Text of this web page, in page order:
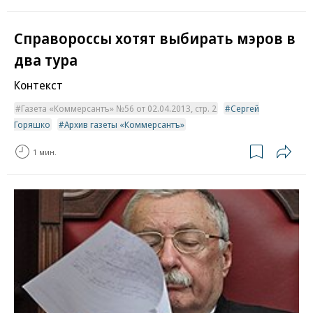
Справороссы хотят выбирать мэров в
два тура
Контекст
Газета «Коммерсантъ» №56 от 02.04.2013, стр. 2
Сергей
Горяшко
Архив газеты «Коммерсантъ»
1 мин.